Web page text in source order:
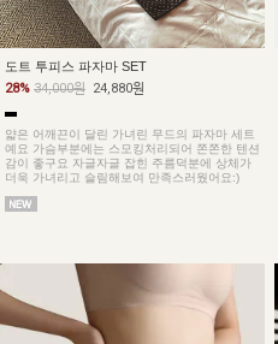
도트 투피스 파자마 SET
28% 34,000원 24,880원
얇은 어깨끈이 달린 가녀린 무드의 파자마 세트
예요 가슴부분에는 스모킹처리되어 쫀쫀한 텐션
감이 좋구요 자글자글 잡힌 주름덕분에 상체가
더욱 가녀리고 슬림해보여 만족스러웠어요:)